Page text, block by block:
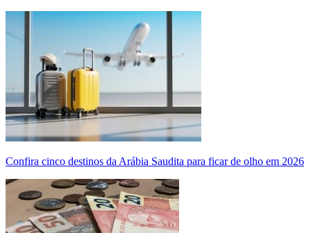
Confira cinco destinos da Arábia Saudita para ficar de olho em 2026